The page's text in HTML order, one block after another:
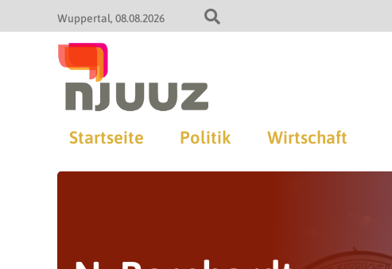
Wuppertal 08.08.2026
Startseite Politik Wirtschaft